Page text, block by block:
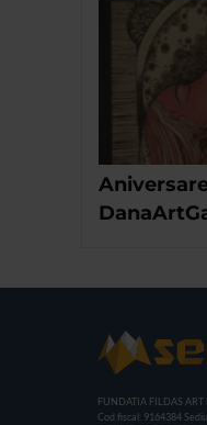
FUNDATIA FILDAS ART
Cod fiscal: 9164384